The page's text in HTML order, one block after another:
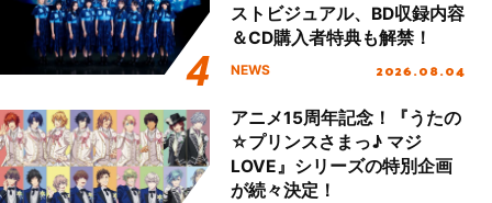
ストビジュアル、BD収録内容
＆CD購入者特典も解禁！
NEWS 2026.08.04
アニメ15周年記念！『うたの
☆プリンスさまっ♪ マジ
LOVE』シリーズの特別企画
が続々決定！